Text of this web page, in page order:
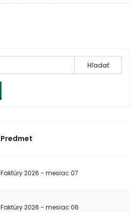
Hľadať
Predmet
Faktúry 2026 - mesiac 07
Faktúry 2026 - mesiac 06